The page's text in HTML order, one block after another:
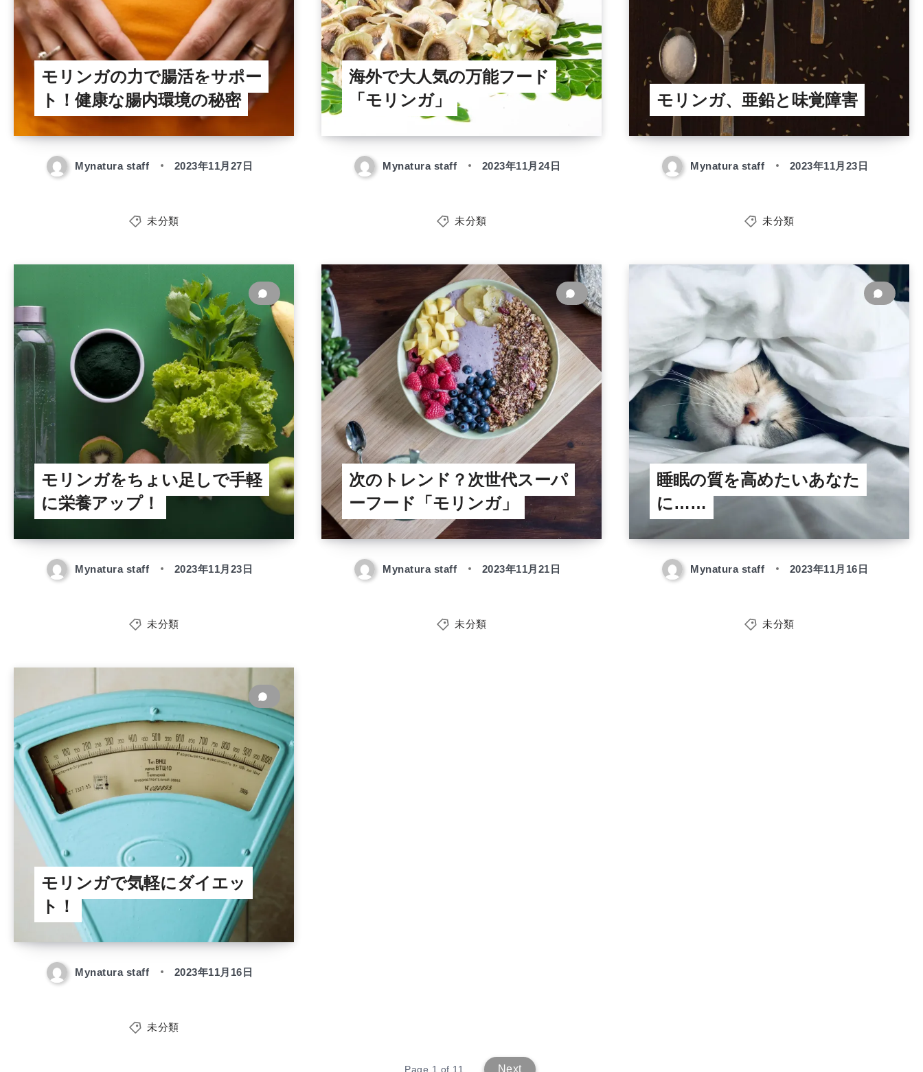
モリンガの力で腸活をサポー
ト！健康な腸内環境の秘密
Mynatura staff 2023年11月27日
未分類
海外で大人気の万能フード
「モリンガ」
Mynatura staff 2023年11月24日
未分類
モリンガ、亜鉛と味覚障害
Mynatura staff 2023年11月23日
未分類
モリンガをちょい足しで手軽
に栄養アップ！
Mynatura staff 2023年11月23日
未分類
次のトレンド？次世代スーパ
ーフード「モリンガ」
Mynatura staff 2023年11月21日
未分類
睡眠の質を高めたいあなた
に……
Mynatura staff 2023年11月16日
未分類
モリンガで気軽にダイエッ
ト！
Mynatura staff 2023年11月16日
未分類
Page 1 of 11 Next